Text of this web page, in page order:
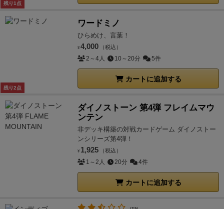
残り1点
残り2点
ワードミノ
ひらめけ、言葉！
¥ 4,000 （税込）
2～4人 10～20分 5件
カートに追加する
ダイノストーン 第4弾 フレイムマウ
ンテン
非デッキ構築の対戦カードゲーム ダイノストー
ンシリーズ第4弾！
¥ 1,925 （税込）
1～2人 20分 4件
カートに追加する